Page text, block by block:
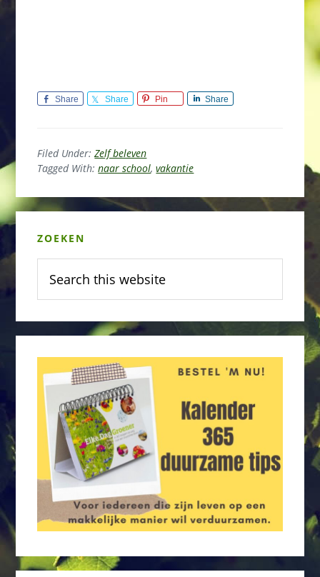
Share Share Pin Share
Filed Under:Zelf beleven
Tagged With:naar school,vakantie
Primary
Sidebar
ZOEKEN
this
website